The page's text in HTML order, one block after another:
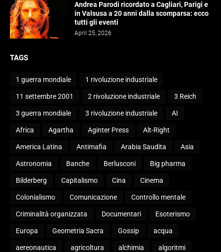
Andrea Parodi ricordato a Cagliari, Parigi e
in Valsusa a 20 anni dalla scomparsa: ecco
tutti gli eventi
April 25, 2026
TAGS
1 guerra mondiale 1 rivoluzione industriale
11 settembre 2001 2 rivoluzione industriale 3 Reich
3 guerra mondiale 3 rivoluzione industriale AI
Africa Agartha Aginter Press Alt-Right
America Latina Antimafia Arabia Saudita Asia
Astronomia Banche Berlusconi Big pharma
Bilderberg Capitalismo Cina Cinema
Colonialismo Comunicazione Controllo mentale
Criminalità organizzata Documentari Esoterismo
Europa Geometria Sacra Gossip acqua
aereonautica agricoltura alchimia algoritmi